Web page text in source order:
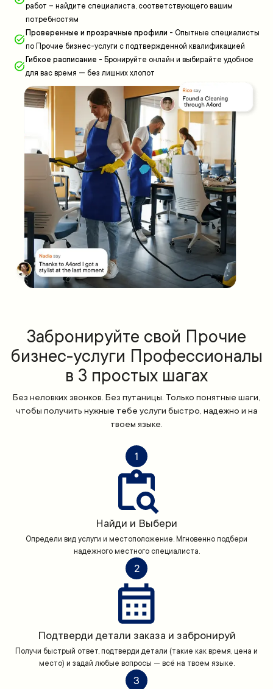
работ – найдите специалиста, соответствующего вашим
потребностям
Проверенные и прозрачные профили - Опытные специалисты
по Прочие бизнес-услуги с подтвержденной квалификацией
Гибкое расписание - Бронируйте онлайн и выбирайте удобное
для вас время — без лишних хлопот
Забронируйте свой Прочие
бизнес-услуги Профессионалы
в 3 простых шагах
Без неловких звонков. Без путаницы. Только понятные шаги,
чтобы получить нужные тебе услуги быстро, надежно и на
твоем языке.
1
Найди и Выбери
Определи вид услуги и местоположение. Мгновенно подбери
надежного местного специалиста.
2
Подтверди детали заказа и забронируй
Получи быстрый ответ, подтверди детали (такие как время, цена и
место) и задай любые вопросы — всё на твоем языке.
3